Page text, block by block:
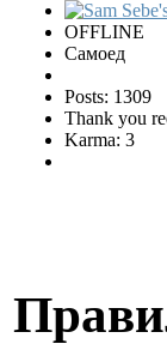
OFFLINE
Самоед
Posts: 1309
Thank you
Karma: 3